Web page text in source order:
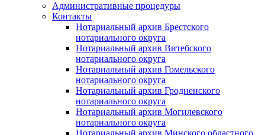
Административные процедуры
Контакты
Нотариальный архив Брестского
нотариального округа
Нотариальный архив Витебского
нотариального округа
Нотариальный архив Гомельского
нотариального округа
Нотариальный архив Гродненского
нотариального округа
Нотариальный архив Могилевского
нотариального округа